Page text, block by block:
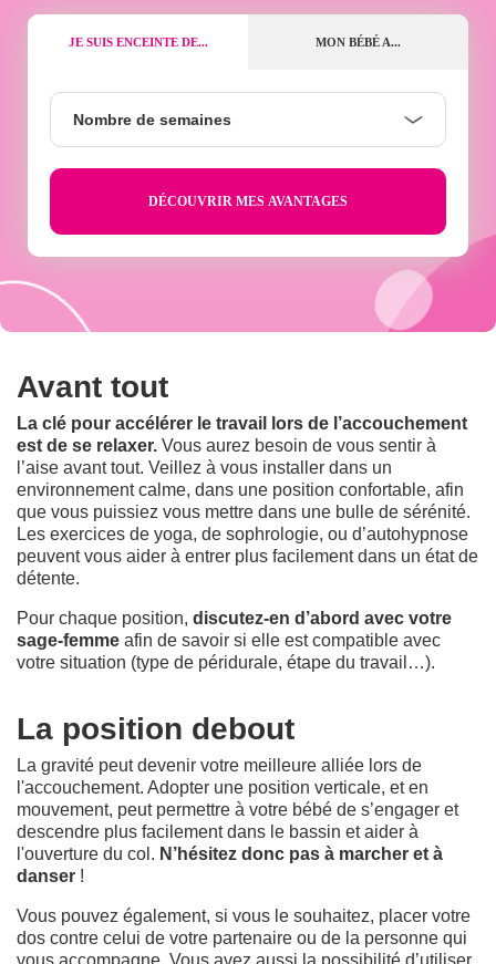
JE SUIS ENCEINTE DE... MON BÉBÉ A...
semaines
Nombre de semaines
Avant tout
La clé pour accélérer le travail lors de l’accouchement
est de se relaxer. Vous aurez besoin de vous sentir à
l’aise avant tout. Veillez à vous installer dans un
environnement calme, dans une position confortable, afin
que vous puissiez vous mettre dans une bulle de sérénité.
Les exercices de yoga, de sophrologie, ou d’autohypnose
peuvent vous aider à entrer plus facilement dans un état de
détente.
Pour chaque position, discutez-en d’abord avec votre
sage-femme afin de savoir si elle est compatible avec
votre situation (type de péridurale, étape du travail…).
La position debout
La gravité peut devenir votre meilleure alliée lors de
l'accouchement. Adopter une position verticale, et en
mouvement, peut permettre à votre bébé de s’engager et
descendre plus facilement dans le bassin et aider à
l'ouverture du col. N’hésitez donc pas à marcher et à
danser !
Vous pouvez également, si vous le souhaitez, placer votre
dos contre celui de votre partenaire ou de la personne qui
vous accompagne. Vous avez aussi la possibilité d’utiliser